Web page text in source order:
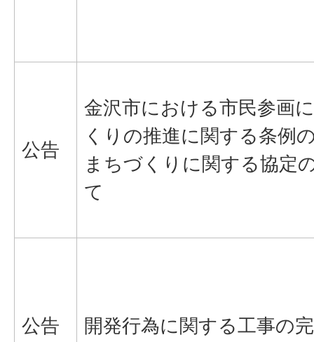
公告
金沢市における市民参画
くりの推進に関する条例
まちづくりに関する協定
て
公告 開発行為に関する工事の